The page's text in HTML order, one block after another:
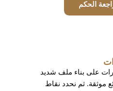
الحكم
على بناء ملف شديد
موثقة. ثم نحدد نقاط